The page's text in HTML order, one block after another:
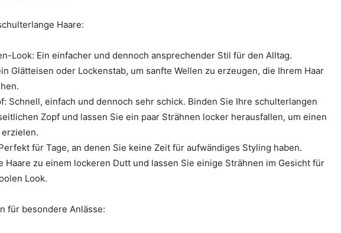
Haare:
Look: Ein einfacher und dennoch ansprechender Stil für den Alltag.
Glätteisen oder Lockenstab, um sanfte Wellen zu erzeugen, die Ihrem Haar
Schnell, einfach und dennoch sehr schick. Binden Sie Ihre schulterlangen
Zopf und lassen Sie ein paar Strähnen locker herausfallen, um einen
für Tage, an denen Sie keine Zeit für aufwändiges Styling haben.
Haare zu einem lockeren Dutt und lassen Sie einige Strähnen im Gesicht für
Look.
für besondere Anlässe: